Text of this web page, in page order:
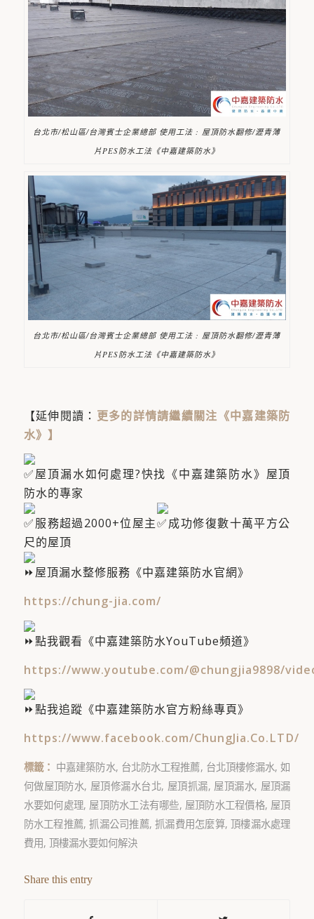
台北市/松山區/台灣賓士企業總部 使用工法 : 屋頂防水翻修/瀝青薄
片PES防水工法《中嘉建築防水》
台北市/松山區/台灣賓士企業總部 使用工法 : 屋頂防水翻修/瀝青薄
片PES防水工法《中嘉建築防水》
【延伸閱讀： 更多的詳情請繼續關注《中嘉建築防
水》 】
屋頂漏水如何處理?快找《中嘉建築防水》屋頂
防水的專家
服務超過2000+位屋主​
成功修復數十萬平方公
尺的屋頂
屋頂漏水整修服務《中嘉建築防水官網》
https://chung-jia.com/
點我觀看《中嘉建築防水YouTube頻道》
https://www.youtube.com/@chungjia9898/
點我追蹤《中嘉建築防水官方粉絲專頁》
https://www.facebook.com/ChungJia.Co.LTD/
標籤： 中嘉建築防水, 台北防水工程推薦, 台北頂樓修漏水,如
何做屋頂防水, 屋頂修漏水台北, 屋頂抓漏, 屋頂漏水, 屋頂漏
水要如何處理, 屋頂防水工法有哪些, 屋頂防水工程價格, 屋頂
防水工程推薦,抓漏公司推薦,抓漏費用怎麼算,頂樓漏水處理
費用, 頂樓漏水要如何解決
Share this entry